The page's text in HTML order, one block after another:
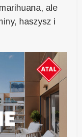
ale
haszysz i